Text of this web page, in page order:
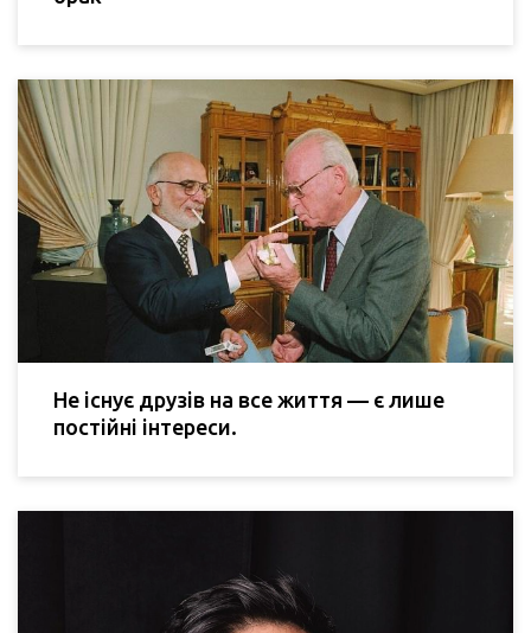
Не існує друзів на все життя — є лише
постійні інтереси.